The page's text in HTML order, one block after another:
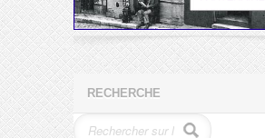
RECHERCHE